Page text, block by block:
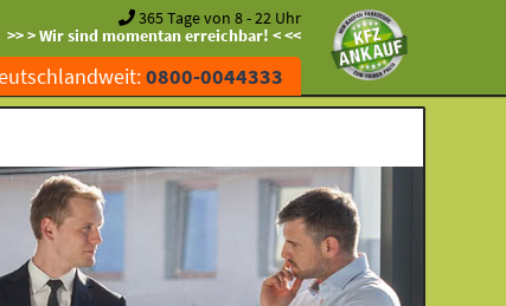
365 Tage von 8 - 22 Uhr
>> > Wir sind momentan erreichbar! < <<
0800-0044333